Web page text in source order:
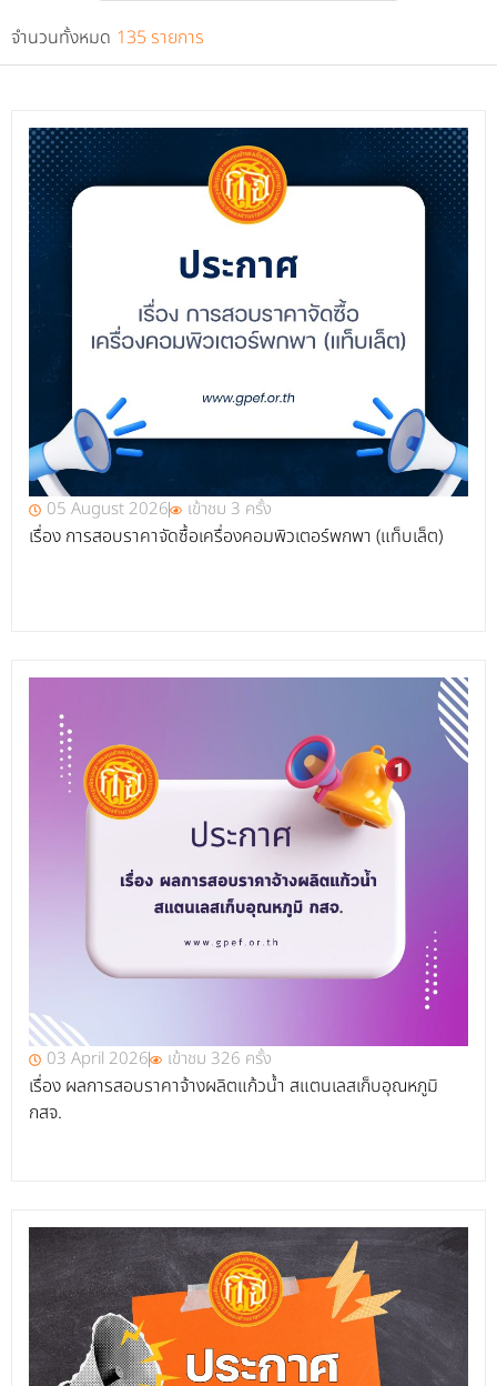
จำนวนทั้งหมด 135 รายการ
05 August 2026 เข้าชม 3 ครั้ง
เรื่อง การสอบราคาจัดซื้อเครื่องคอมพิวเตอร์พกพา (แท็บเล็ต)
03 April 2026 เข้าชม 326 ครั้ง
เรื่อง ผลการสอบราคาจ้างผลิตแก้วน้ำ สแตนเลสเก็บอุณหภูมิ
กสจ.